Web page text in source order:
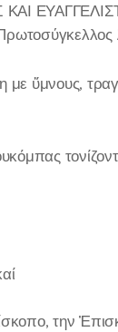
ὕμνους,
την